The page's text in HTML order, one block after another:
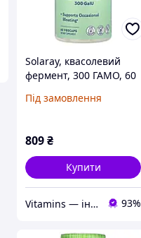
Solaray, квасолевий
фермент, 300 ГАМО, 60
Під замовлення
809₴
Купити
Vitamins — інтернет-магазин вітамінів та мінералів 93%